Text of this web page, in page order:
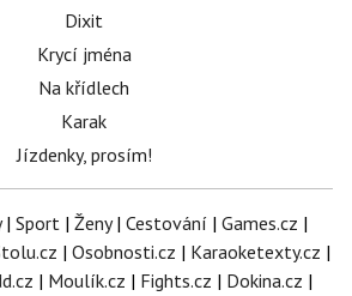
Dixit
Krycí jména
Na křídlech
Karak
Jízdenky, prosím!
| Sport | Ženy| Cestování | Games.cz |
| Osobnosti.cz | Karaoketexty.cz |
| Moulík.cz | Fights.cz | Dokina.cz |